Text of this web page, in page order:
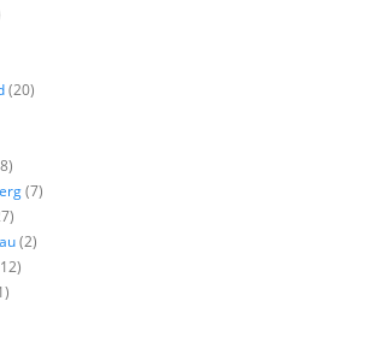
(20)
(7)
(2)